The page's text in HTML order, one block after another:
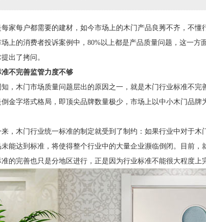
家每户都需要的建材，如今市场上的木门产品良莠不齐，不懂
上的消费者投诉案例中， 80%以上都是产品质量问题，这一方
出了拷问。
不完善监管力度不够
，木门市场质量问题层出的原因之一，就是木门行业标准不完
金字塔式格局，即顶尖品牌数量极少，市场上以中小木门品
，木门行业统一标准的制定就受到了制约：如果行业中对于
能达到标准，将使得整个行业中的大量企业濒临倒闭。目前
的完善也只是分地区进行，正是因为行业标准不能很大程度上